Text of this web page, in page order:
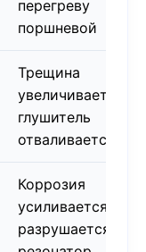
перегреву
поршневой
Трещина
увеличивается,
глушитель
отваливается
Коррозия
усиливается,
разрушается